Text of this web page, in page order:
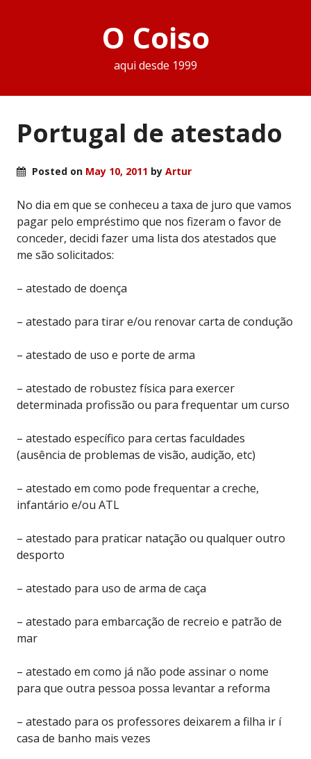
O Coiso
aqui desde 1999
Portugal de atestado
Posted on May 10, 2011 by Artur
No dia em que se conheceu a taxa de juro que vamos
pagar pelo empréstimo que nos fizeram o favor de
conceder, decidi fazer uma lista dos atestados que
me são solicitados:
– atestado de doença
– atestado para tirar e/ou renovar carta de condução
– atestado de uso e porte de arma
– atestado de robustez física para exercer
determinada profissão ou para frequentar um curso
– atestado específico para certas faculdades
(ausência de problemas de visão, audição, etc)
– atestado em como pode frequentar a creche,
infantário e/ou ATL
– atestado para praticar natação ou qualquer outro
desporto
– atestado para uso de arma de caça
– atestado para embarcação de recreio e patrão de
mar
– atestado em como já não pode assinar o nome
para que outra pessoa possa levantar a reforma
– atestado para os professores deixarem a filha ir í
casa de banho mais vezes